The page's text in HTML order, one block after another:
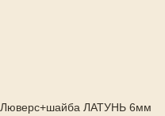
Люверс+шайба ЛАТУНЬ 6мм